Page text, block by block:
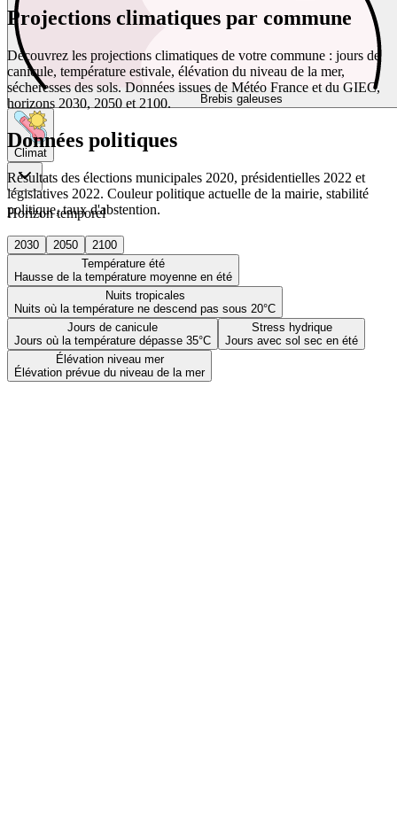
Brebis galeuses
Climat
Horizon temporel
2030 2050
2100
Température été
Hausse de la température moyenne en été
Nuits tropicales
Nuits où la température ne descend pas sous 20°C
Jours de canicule
Jours où la température dépasse 35°C
Stress hydrique
Jours avec sol sec en été
Élévation niveau mer
Élévation prévue du niveau de la mer
Projections climatiques par commune
Découvrez les projections climatiques de votre commune : jours de
canicule, température estivale, élévation du niveau de la mer,
sécheresses des sols. Données issues de Météo France et du GIEC,
horizons 2030, 2050 et 2100.
Données politiques
Résultats des élections municipales 2020, présidentielles 2022 et
législatives 2022. Couleur politique actuelle de la mairie, stabilité
politique, taux d'abstention.